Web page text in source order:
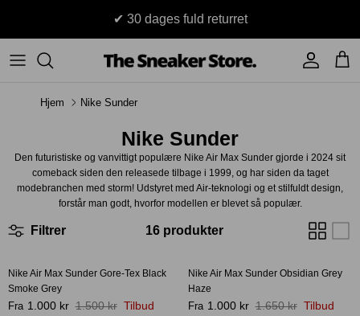
✔ 30 dages fuld returret
Sneakers
Adidas
UGG
Yeezy
New Balance
Stüssy
Supreme
BAPE - A Bathing Ape
TSS Collection
Accessories
Hjem Nike Sunder
Nike Sunder
Den futuristiske og vanvittigt populære Nike Air Max Sunder gjorde i 2024 sit
comeback siden den releasede tilbage i 1999, og har siden da taget
modebranchen med storm! Udstyret med Air-teknologi og et stilfuldt design,
forstår man godt, hvorfor modellen er blevet så populær.
Filtrer 16 produkter
-45%
Nike Air Max Sunder Gore-Tex Black
Smoke Grey
Fra 1.000 kr 1.500 kr Tilbud
-42%
Nike Air Max Sunder Obsidian Grey
Haze
Fra 1.000 kr 1.650 kr Tilbud